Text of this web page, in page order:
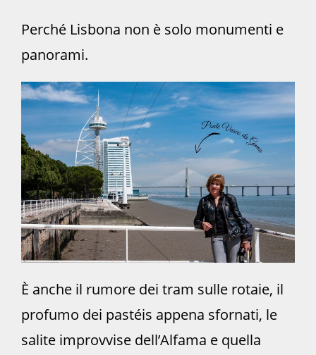
Perché Lisbona non è solo monumenti e
panorami.
È anche il rumore dei tram sulle rotaie, il
profumo dei pastéis appena sfornati, le
salite improvvise dell’Alfama e quella